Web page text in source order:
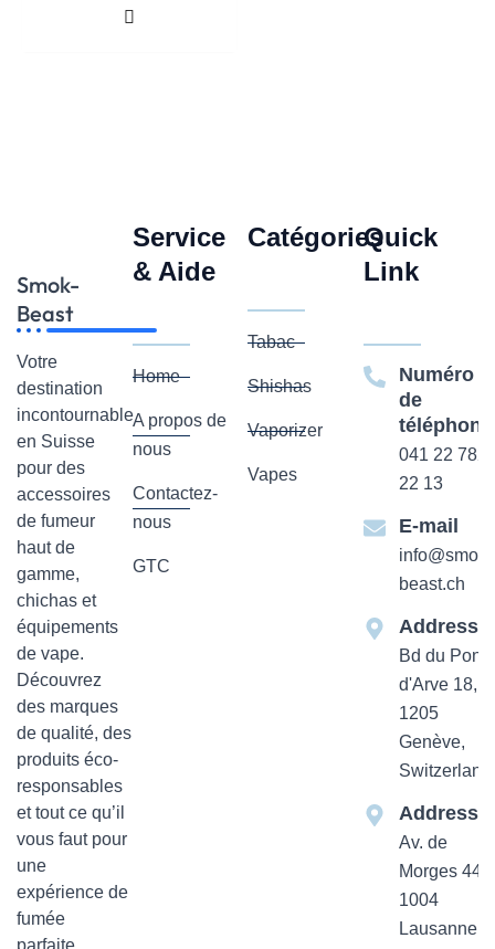
Smok-
Beast
Votre
destination
incontournable
en Suisse
pour des
accessoires
de fumeur
haut de
gamme,
chichas et
équipements
de vape.
Découvrez
des marques
de qualité, des
produits éco-
responsables
et tout ce qu’il
vous faut pour
une
expérience de
fumée
Service
& Aide
Home
A propos de
nous
Contactez-
nous
GTC
Catégories
Tabac
Shishas
Vaporizer
Vapes
Quick
Link
Numéro
de
téléphone
041 22 782
22 13
E-mail
info@smok-
beast.ch
Addresse
Bd du Pont-
d'Arve 18,
1205
Genève,
Switzerland
Addresse
Av. de
Morges 44
1004
Lausanne,